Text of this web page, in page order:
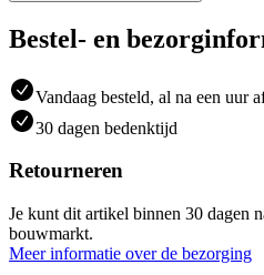
Bestel- en
Vandaag besteld, al na een uur
30 dagen bedenktijd
Retourneren
Je kunt dit artikel binnen 30 dagen
bouwmarkt.
Meer informatie over de bezorging